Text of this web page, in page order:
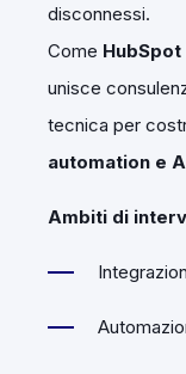
disconnessi.
Come
unisce
tecnica per
automation e
Ambiti di